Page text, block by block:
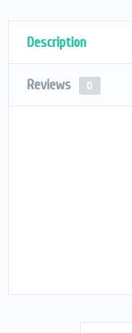
Description
Reviews 0